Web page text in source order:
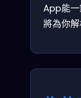
App能一
將為你